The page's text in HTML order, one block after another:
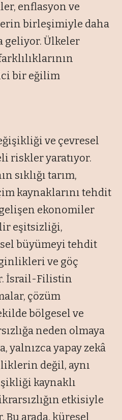
enflasyon ve
birleşimiyle daha
geliyor. Ülkeler
bir eğilim
ve çevresel
riskler yaratıyor.
sıklığı tarım,
kaynaklarını tehdit
ekonomiler
eşitsizliği,
büyümeyi tehdit
ve göç
İsrail-Filistin
çözüm
bölgesel ve
neden olmaya
yalnızca yapay zekâ
değil, aynı
kaynaklı
etkisiyle
arada, küresel